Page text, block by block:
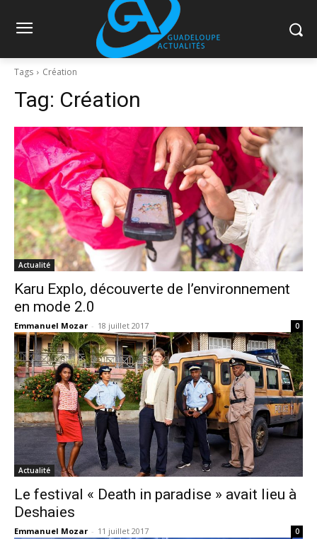
Tags Création
Tag: Création
Actualité
Karu Explo, découverte de l’environnement
en mode 2.0
Emmanuel Mozar - 18 juillet 2017 0
Actualité
Le festival « Death in paradise » avait lieu à
Deshaies
Emmanuel Mozar - 11 juillet 2017 0